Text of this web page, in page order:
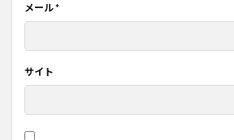
メール*
サイト